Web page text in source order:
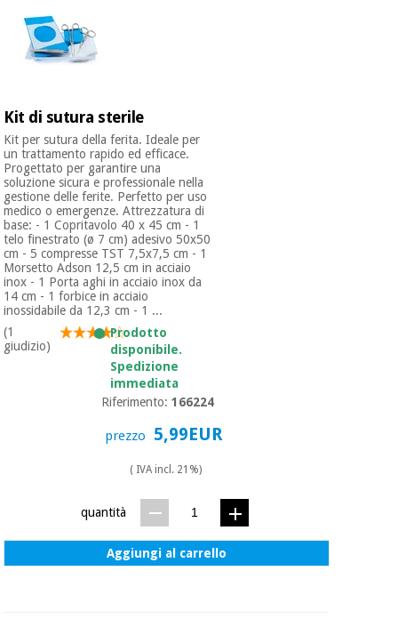
Kit di sutura sterile
Kit per sutura della ferita. Ideale per
un trattamento rapido ed efficace.
Progettato per garantire una
soluzione sicura e professionale nella
gestione delle ferite. Perfetto per uso
medico o emergenze. Attrezzatura di
base: - 1 Copritavolo 40 x 45 cm - 1
telo finestrato (ø 7 cm) adesivo 50x50
cm - 5 compresse TST 7,5x7,5 cm - 1
Morsetto Adson 12,5 cm in acciaio
inox - 1 Porta aghi in acciaio inox da
14 cm - 1 forbice in acciaio
inossidabile da 12,3 cm - 1 ...
(1
giudizio)
Prodotto
disponibile.
Spedizione
immediata
Riferimento:166224
prezzo 5,99EUR
( IVA incl. 21%)
quantità
Aggiungi al carrello